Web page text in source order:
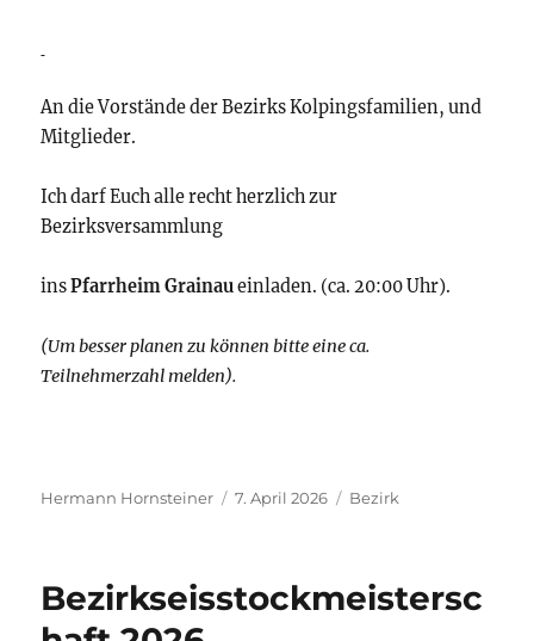
An die Vorstände der Bezirks Kolpingsfamilien, und
Mitglieder.
Ich darf Euch alle recht herzlich zur
Bezirksversammlung
insPfarrheim Grainaueinladen. (ca. 20:00 Uhr).
(Um besser planen zu können bitte eine ca.
Teilnehmerzahl melden).
Autor
Hermann Hornsteiner
Veröffentlicht
7. April 2026 Kategorien
Bezirk
Bezirkseisstockmeistersc